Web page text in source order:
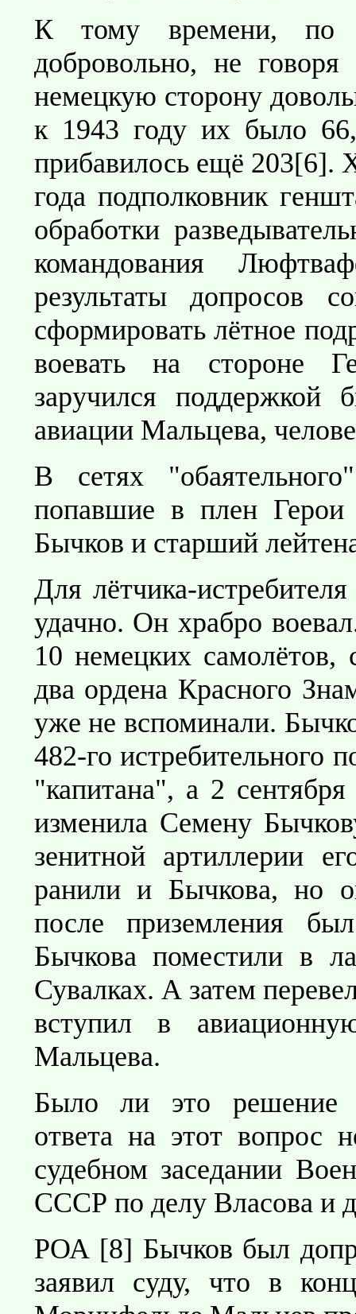
К тому времени, по
добровольно, не
немецкую сторону
к 1943 году их было
прибавилось ещё
года подполковник
обработки
командования
результаты допросов
сформировать лётное
воевать на стороне
заручился поддержкой
авиации Мальцева,
В сетях
попавшие в плен Герои
Бычков и старший
Для лётчика-
удачно. Он храбро
10 немецких
два ордена Красного
уже не вспоминали.
482-го истребительного
"капитана", а 2
изменила Семену
зенитной артиллерии
ранили и Бычкова, но
после приземления
Бычкова поместили в
Сувалках. А затем
вступил в
Мальцева.
Было ли это решение
ответа на этот вопрос
судебном заседании
СССР по делу Власова и
РОА [8] Бычков был
заявил суду, что в